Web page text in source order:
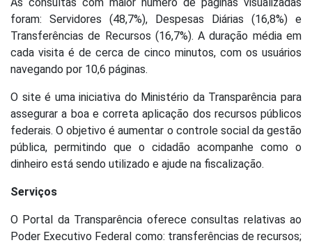
foram: Servidores (48,7%), Despesas Diárias (16,8%) e
Transferências de Recursos (16,7%). A duração média em
cada visita é de cerca de cinco minutos, com os usuários
navegando por 10,6 páginas.
O site é uma iniciativa do Ministério da Transparência para
assegurar a boa e correta aplicação dos recursos públicos
federais. O objetivo é aumentar o controle social da gestão
pública, permitindo que o cidadão acompanhe como o
dinheiro está sendo utilizado e ajude na fiscalização.
Serviços
O Portal da Transparência oferece consultas relativas ao
Poder Executivo Federal como: transferências de recursos;